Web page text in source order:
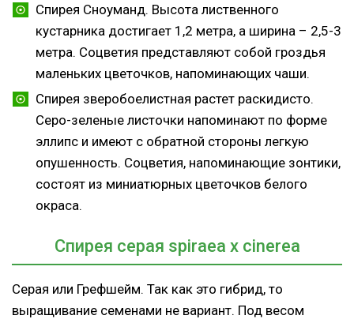
Спирея Сноуманд. Высота лиственного
кустарника достигает 1,2 метра, а ширина – 2,5-3
метра. Соцветия представляют собой гроздья
маленьких цветочков, напоминающих чаши.
Спирея зверобоелистная растет раскидисто.
Серо-зеленые листочки напоминают по форме
эллипс и имеют с обратной стороны легкую
опушенность. Соцветия, напоминающие зонтики,
состоят из миниатюрных цветочков белого
окраса.
Cпирея серая spiraea x cinerea
Серая или Грефшейм. Так как это гибрид, то
выращивание семенами не вариант. Под весом